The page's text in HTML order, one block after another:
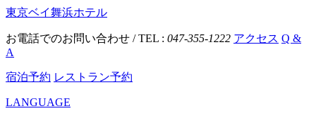
東京ベイ舞浜ホテル
お電話でのお問い合わせ / TEL : 047-355-1222 アクセス Q &
A
宿泊予約 レストラン予約
LANGUAGE